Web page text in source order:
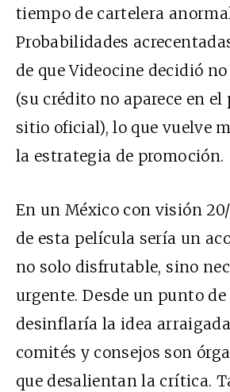
tiempo de cartelera
Probabilidades
de que Videocine decidió
(su crédito no aparece en
sitio oficial), lo que vuelve
la estrategia de promoción.
En un México con visión
de esta película sería un
no solo disfrutable, sino
urgente. Desde un punto
desinflaría la idea
comités y consejos son
que desalientan la crítica.